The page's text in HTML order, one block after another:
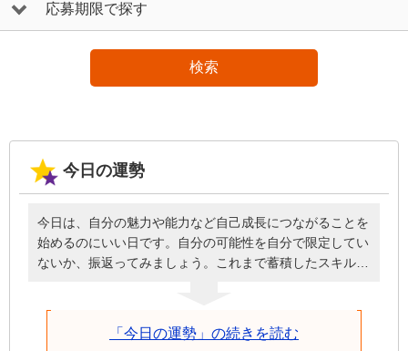
応募期限で探す
検索
今日の運勢
今日は、自分の魅力や能力など自己成長につながることを
始めるのにいい日です。自分の可能性を自分で限定してい
ないか、振返ってみましょう。これまで蓄積したスキルを
しそうです。あなた自身のセールスポイントは、やる気や
生き甲斐にちゃんとつながっていますか？本当の能力が開
「今日の運勢」の続きを読む